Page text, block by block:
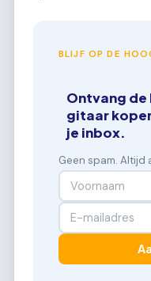
BLIJF OP DE
Ontvang de
gitaar
je inbox.
Geen spam. Altijd